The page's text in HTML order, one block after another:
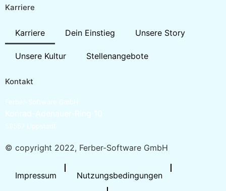
Karriere
Karriere Dein Einstieg Unsere Story
Unsere Kultur Stellenangebote
Kontakt
© copyright 2022, Ferber-Software GmbH
Impressum Nutzungsbedingungen